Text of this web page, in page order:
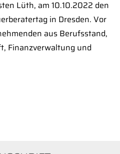
Lüth, am 10.10.2022 den
in Dresden. Vor
aus Berufsstand,
Finanzverwaltung und